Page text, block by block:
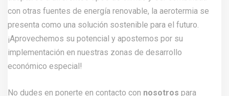
con otras fuentes de energía renovable, la aerotermia se
presenta como una solución sostenible para el futuro.
¡Aprovechemos su potencial y apostemos por su
implementación en nuestras zonas de desarrollo
económico especial!
No dudes en ponerte en contacto con nosotros para